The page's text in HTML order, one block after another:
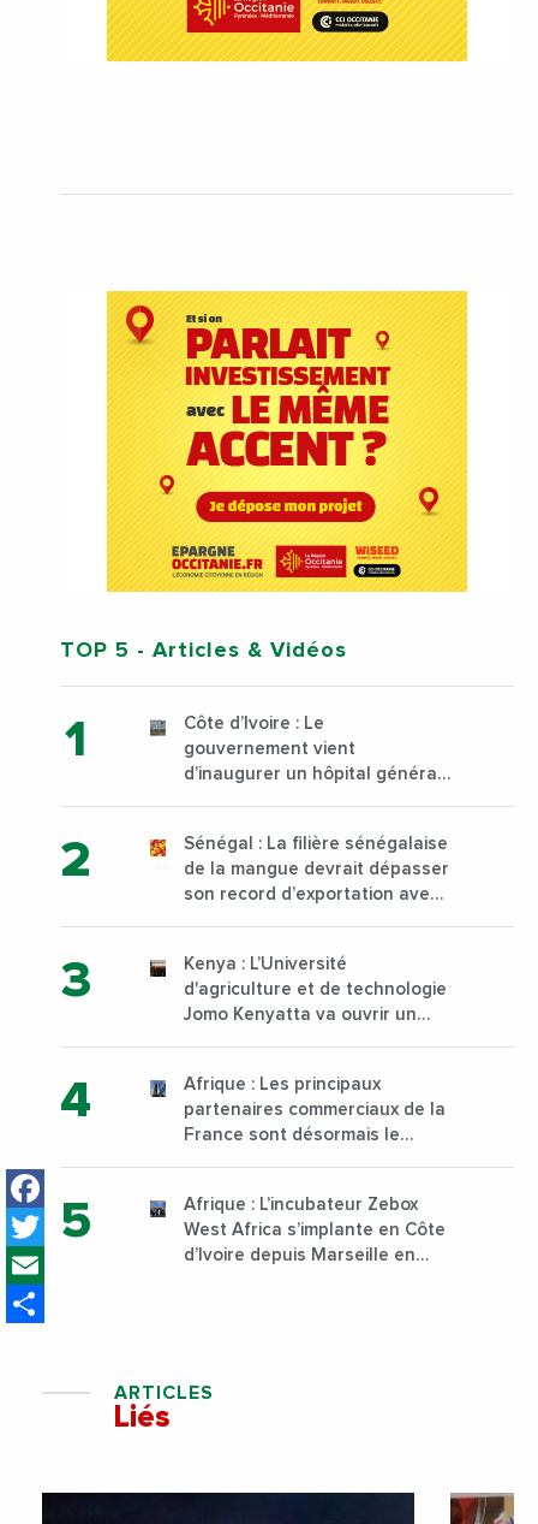
Facebook
Twitter
TOP 5 - Articles & Vidéos
Côte d’Ivoire : Le
gouvernement vient
d’inaugurer un hôpital général
Sénégal : La filière sénégalaise
de la mangue devrait dépasser
son record d’exportation avec
Kenya : L’Université
d'agriculture et de technologie
Jomo Kenyatta va ouvrir un
sur son campus de Karen à
Nairobi dès janvier 2023
Afrique : Les principaux
partenaires commerciaux de la
France sont désormais le
Afrique : L’incubateur Zebox
West Africa s’implante en Côte
d’Ivoire depuis Marseille en
ARTICLES
Liés